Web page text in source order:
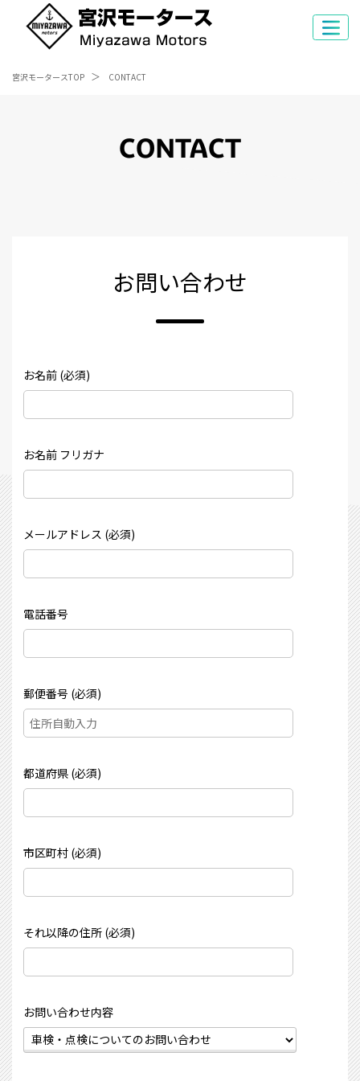
宮沢モータースTOP CONTACT
CONTACT
お問い合わせ
お名前 (必須)
お名前 フリガナ
メールアドレス (必須)
電話番号
郵便番号 (必須)
都道府県 (必須)
市区町村 (必須)
それ以降の住所 (必須)
お問い合わせ内容